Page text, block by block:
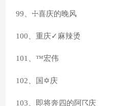
99、☩喜庆的晚风
100、重庆✓麻辣烫
101、™宏伟
102、国✡庆
103、即将奔四的阿☈庆